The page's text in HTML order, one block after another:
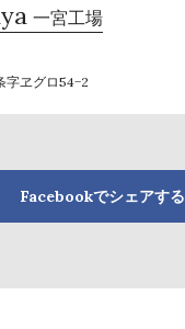
一宮工場
字ヱグロ54−2
Facebookでシェアする